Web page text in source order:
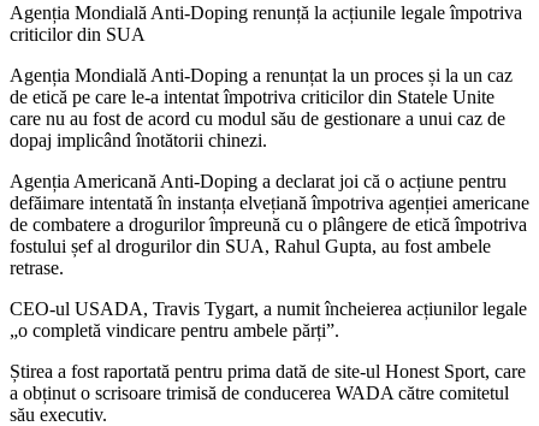
Agenția Mondială Anti-Doping renunță la acțiunile legale împotriva
criticilor din SUA
Agenția Mondială Anti-Doping a renunțat la un proces și la un caz
de etică pe care le-a intentat împotriva criticilor din Statele Unite
care nu au fost de acord cu modul său de gestionare a unui caz de
dopaj implicând înotătorii chinezi.
Agenția Americană Anti-Doping a declarat joi că o acțiune pentru
defăimare intentată în instanța elvețiană împotriva agenției americane
de combatere a drogurilor împreună cu o plângere de etică împotriva
fostului șef al drogurilor din SUA, Rahul Gupta, au fost ambele
retrase.
CEO-ul USADA, Travis Tygart, a numit încheierea acțiunilor legale
„o completă vindicare pentru ambele părți”.
Știrea a fost raportată pentru prima dată de site-ul Honest Sport, care
a obținut o scrisoare trimisă de conducerea WADA către comitetul
său executiv.